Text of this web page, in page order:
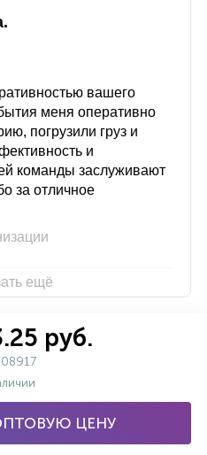
вашего
меня оперативно
погрузили груз и
и
команды заслуживают
за отличное
ещё
руб.
ЦЕНУ